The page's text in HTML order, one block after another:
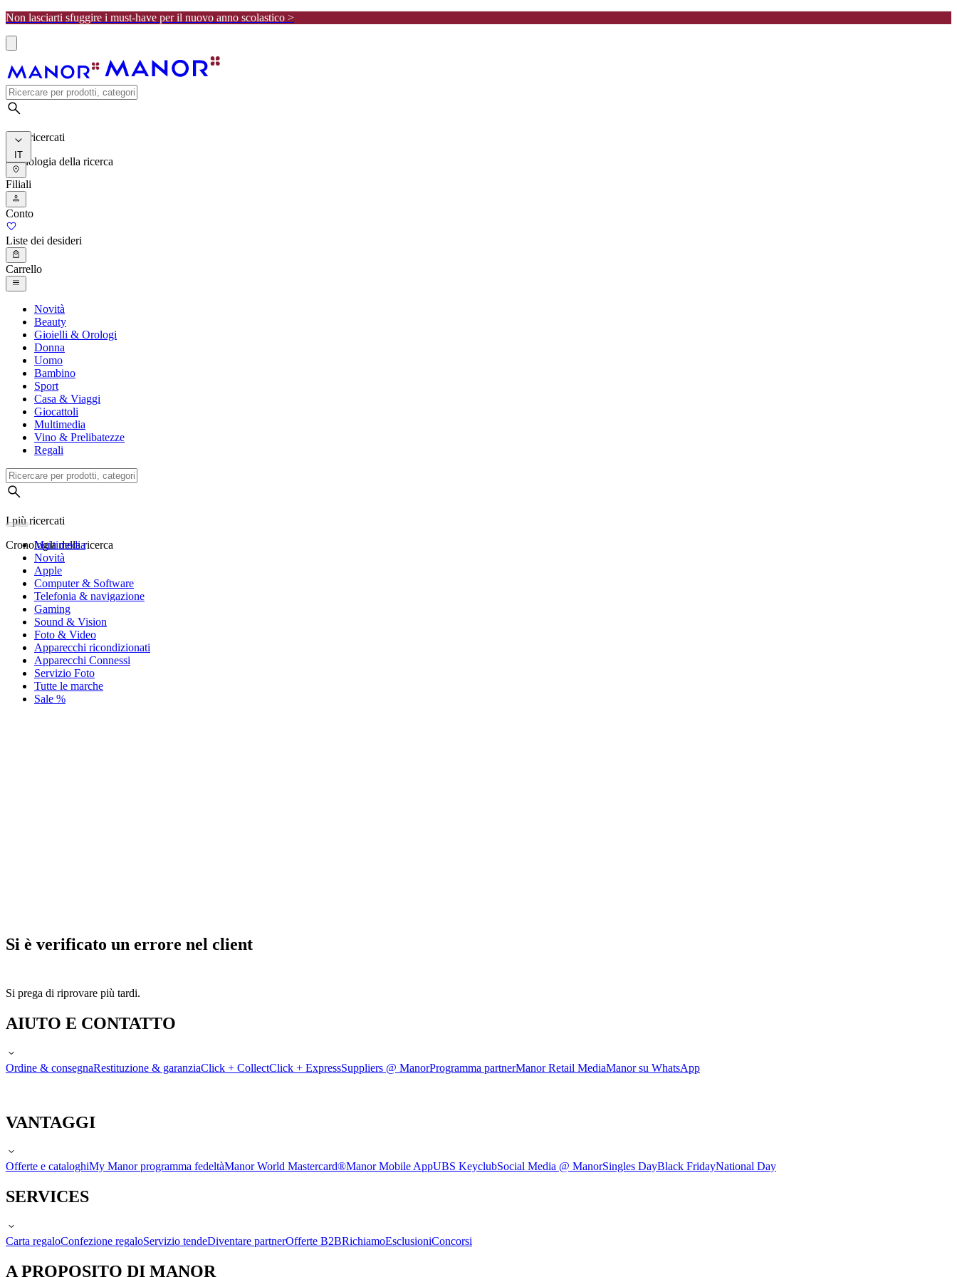
Non lasciarti sfuggire i must-have per il nuovo anno scolastico >
I più ricercati
Cronologia della ricerca
IT
Filiali
Conto
Liste dei desideri
Carrello
Novità
Beauty
Gioielli & Orologi
Donna
Uomo
Bambino
Sport
Casa & Viaggi
Giocattoli
Multimedia
Vino & Prelibatezze
Regali
I più ricercati
Cronologia della ricerca
Multimedia
Novità
Apple
Computer & Software
Telefonia & navigazione
Gaming
Sound & Vision
Foto & Video
Apparecchi ricondizionati
Apparecchi Connessi
Servizio Foto
Tutte le marche
Sale %
Si è verificato un errore nel client
Si prega di riprovare più tardi.
AIUTO E CONTATTO
Ordine & consegnaRestituzione & garanziaClick + CollectClick + ExpressSuppliers @ ManorProgramma partnerManor Retail MediaManor su WhatsApp
VANTAGGI
Offerte e cataloghiMy Manor programma fedeltàManor World Mastercard®Manor Mobile AppUBS KeyclubSocial Media @ ManorSingles DayBlack FridayNational Day
SERVICES
Carta regaloConfezione regaloServizio tendeDiventare partnerOfferte B2BRichiamoEsclusioniConcorsi
A PROPOSITO DI MANOR